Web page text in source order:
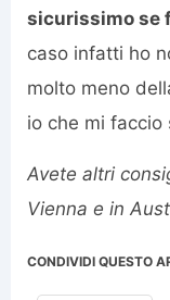
sicurissimo se
caso infatti ho
molto meno
io che mi faccio
Avete altri
Vienna e in
CONDIVIDI QUESTO